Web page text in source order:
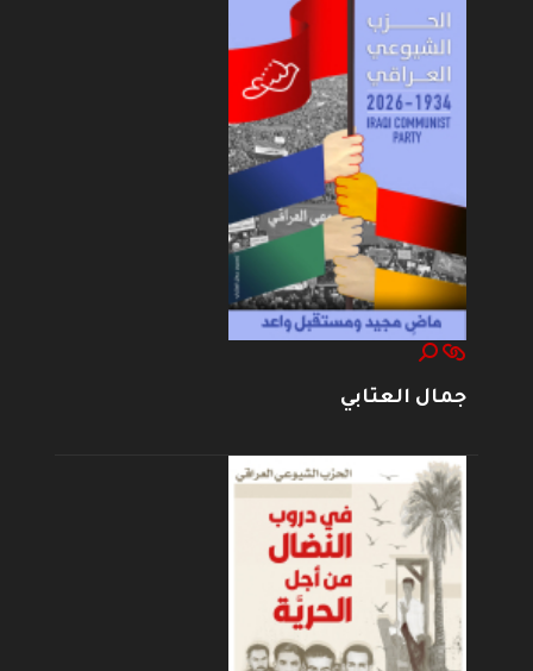
جمال العتابي